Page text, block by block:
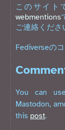
このサイト
webmentions
ご連絡くださ
Fediverseの
You can
Mastodon,
this post.